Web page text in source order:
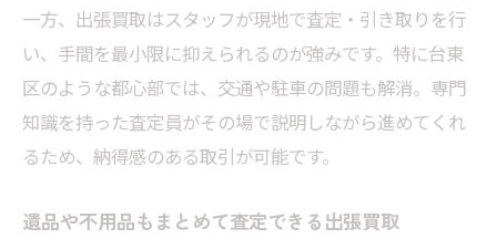
一方、出張買取はスタッフが現地で査定・引き取りを行
い、手間を最小限に抑えられるのが強みです。特に台東
区のような都心部では、交通や駐車の問題も解消。専門
知識を持った査定員がその場で説明しながら進めてくれ
るため、納得感のある取引が可能です。
遺品や不用品もまとめて査定できる出張買取